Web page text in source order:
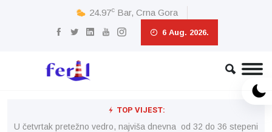
24.97c Bar, Crna Gora
6 Aug. 2026.
TOP VIJEST:
U četvrtak pretežno vedro, najviša dnevna od 32 do 36 stepeni